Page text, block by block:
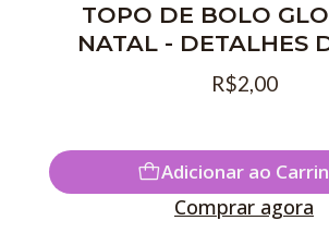
TOPO DE BOLO
NATAL - DETALHES
R$2,00
Adicionar ao
Comprar agora